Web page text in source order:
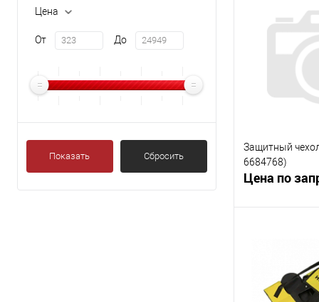
Цена
От До
Показать Сбросить
В
К сравнению
Защитный
6684768)
Цена по
К сравнению
В избранное